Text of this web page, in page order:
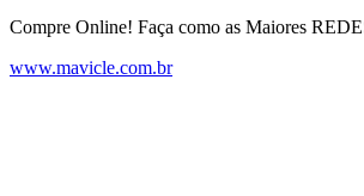
Compre Online! Faça como as Maiores
www.mavicle.com.br